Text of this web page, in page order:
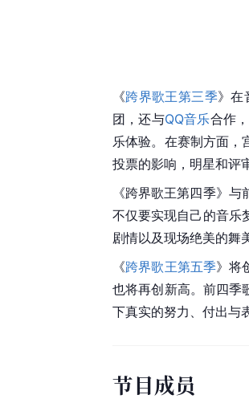
《跨界歌王第三季》在
团，还与QQ音乐合作
乐体验。在赛制方面，
投票的影响，明星和评
《跨界歌王第四季》
不仅要实现自己的音乐
剧情以及现场绝美的舞
《跨界歌王第五季》将
也将再创新高。前四季
下真实的努力、付出与
节目成员